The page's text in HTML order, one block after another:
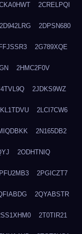
2CRELPQI
2D942LRG 2DPSN680
2G789XQE
2HMC2F0V
2JDKS9WZ
2LCI7CW6
2N165DB2
2ODHTNIQ
2PGICZT7
2QYABSTR
2T0TIR21